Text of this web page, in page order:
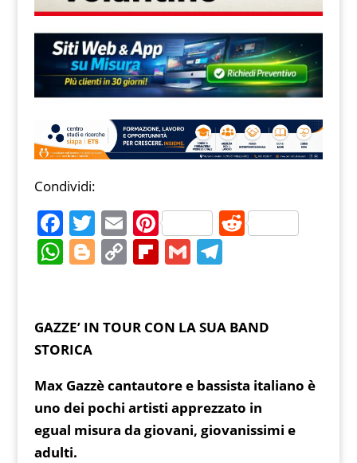
Condividi:
F
a
c
b
o
o
k
T
w
itt
E
m
ai
Pi
nt
er
st
R
t
W
s
A
p
p
Bl
g
C
y
n
k
Fl
o
d
G
l
T
gr
m
GAZZE’ IN TOUR CON LA SUA BAND
STORICA
Max Gazzè cantautore e bassista italiano è
uno dei pochi artisti apprezzato in
egual misura da giovani, giovanissimi e
adulti.